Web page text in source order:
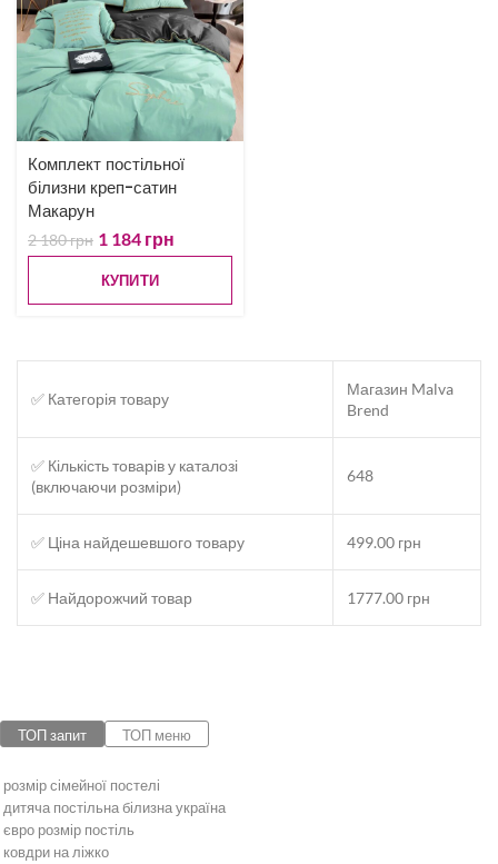
Комплект постільної
білизни креп-сатин
Макарун
2 180грн 1 184 грн
КУПИТИ
✅ Категорія товару
Магазин Malva
Brend
✅ Кількість товарів у каталозі
(включаючи розміри)
648
✅ Ціна найдешевшого товару 499.00 грн
✅ Найдорожчий товар 1777.00 грн
ТОП запит ТОП меню
розмір сімейної постелі
дитяча постільна білизна україна
євро розмір постіль
ковдри на ліжко